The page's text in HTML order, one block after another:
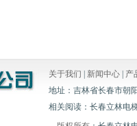
关于我们 新闻中心 产
地址：吉林省长春市朝
相关阅读：长春立林电